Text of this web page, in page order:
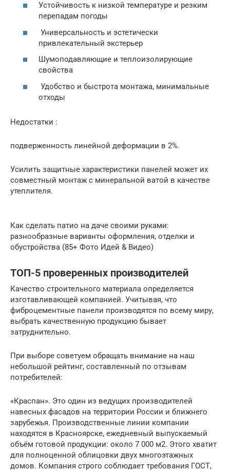
Устойчивость к низкой температуре и резким
перепадам погоды
Универсальность и эстетически
привлекательный экстерьер
Шумоподавляющие и теплоизолирующие
свойства
Удобство и быстрота монтажа, минимальные
отходы
Недостатки :
подверженность линейной деформации в 2%.
Усилить защитные характеристики панелей может их
совместный монтаж с минеральной ватой в качестве
утеплителя.
Как сделать патио на даче своими руками:
разнообразные варианты оформления, отделки и
обустройства (85+ Фото Идей & Видео)
ТОП-5 проверенных производителей
Качество строительного материала определяется
изготавливающей компанией. Учитывая, что
фиброцементные панели производятся по всему миру,
выбрать качественную продукцию бывает
затруднительно.
При выборе советуем обращать внимание на наш
небольшой рейтинг, составленный по отзывам
потребителей:
«Краспан». Это один из ведущих производителей
навесных фасадов на территории России и ближнего
зарубежья. Производственные линии компании
находятся в Красноярске, ежедневный выпускаемый
объём готовой продукции: около 7 000 м2. Этого хватит
для полноценной облицовки двух многоэтажных
домов. Компания строго соблюдает требования ГОСТ,